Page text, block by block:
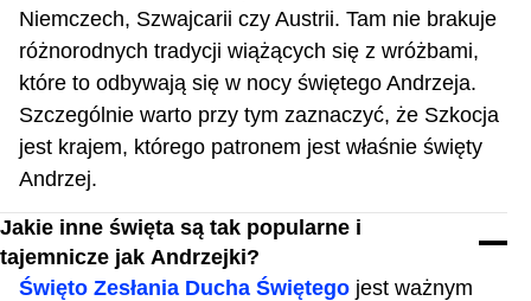
Niemczech, Szwajcarii czy Austrii. Tam nie brakuje
różnorodnych tradycji wiążących się z wróżbami,
które to odbywają się w nocy świętego Andrzeja.
Szczególnie warto przy tym zaznaczyć, że Szkocja
jest krajem, którego patronem jest właśnie święty
Andrzej.
Jakie inne święta są tak popularne i
tajemnicze jak Аndrzejki?
Święto Zesłania Ducha Świętego jest ważnym